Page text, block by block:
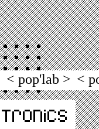
< pop'lab > <